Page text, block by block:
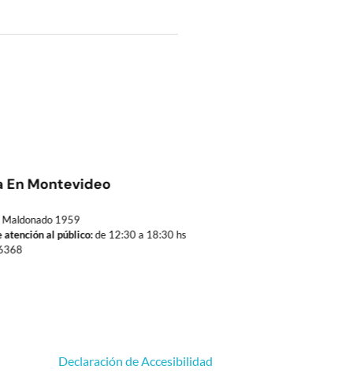
En Montevideo
1959
al público:de 12:30 a 18:30 hs
Declaración de Accesibilidad